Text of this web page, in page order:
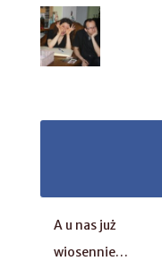
A u nas już
wiosennie…